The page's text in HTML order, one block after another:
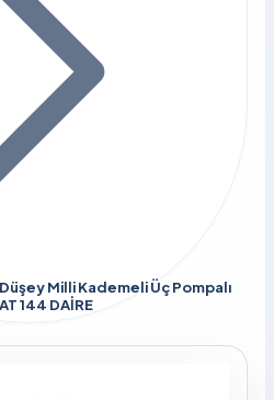
Milli Kademeli Üç Pompalı
144 DAİRE